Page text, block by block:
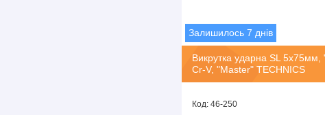
Залишилось 7 днів
Викрутка ударна SL 5х75мм,
Cr-V, "Master" TECHNICS
46-250